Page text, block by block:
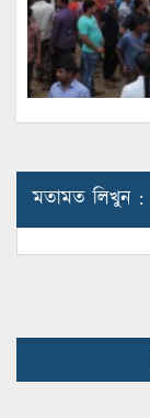
মতামত লিখুন :